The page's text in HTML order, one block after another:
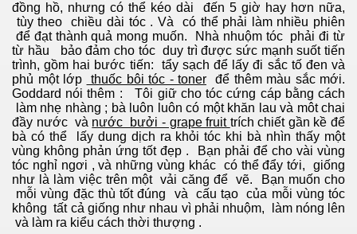
đồng hồ, nhưng có thể kéo dài đến 5 giờ hay hơn nữa,
tùy theo chiều dài tóc . Và có thể phải làm nhiều phiên
để đạt thành quả mong muốn. Nhà nhuộm tóc phải đi từ
từ hầu bảo đảm cho tóc duy trì được sức mạnh suốt tiến
trình, gồm hai bước tiến: tẩy sạch để lấy đi sắc tố đen và
phủ một lớp
thuốc bôi tóc - toner để thêm màu sắc mới.
Goddard nói thêm : Tôi giữ cho tóc cứng cáp bằng cách
làm nhẹ nhàng ; bà luôn luôn có một khăn lau và môt chai
đầy nước và nước bưởi - grape fruit trích chiết gần kề để
bà có thể lấy dung dịch ra khỏi tóc khi bà nhìn thấy một
vùng không phản ứng tốt đẹp . Bạn phải để cho vài vùng
tóc nghỉ ngơi , và những vùng khác có thể đẩy tới, giống
như là làm việc trên một vải căng để vẽ. Bạn muốn cho
mỗi vùng đặc thù tốt đúng và cấu tạo của mỗi vùng tóc
không tất cả giống như nhau vì phải nhuộm, làm nóng lên
và làm ra kiểu cách thời thượng .
và ĐBCL